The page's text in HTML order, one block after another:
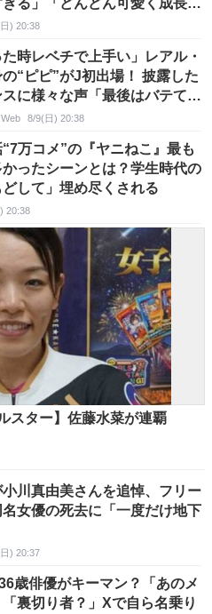
る」「どんどん可愛く成長し
) 20:38
た時レベチで上手い」レアル・
“ピピ”がJ初出場！ 披露した
に様々な声「最後はバテてた
たより…」
8/9(日) 20:38
万コメ”の『ヤニねこ』最も
ったシーンとは？学生時代の
して」埋め尽くされる
20:38
スター】佐藤水菜が連覇
川真由美さんを追悼、フリー
女優の死去に「一度だけ地下
) 20:37
歳俳優がキーマン？「あのメ
裏切り者？」Xで自ら名乗り